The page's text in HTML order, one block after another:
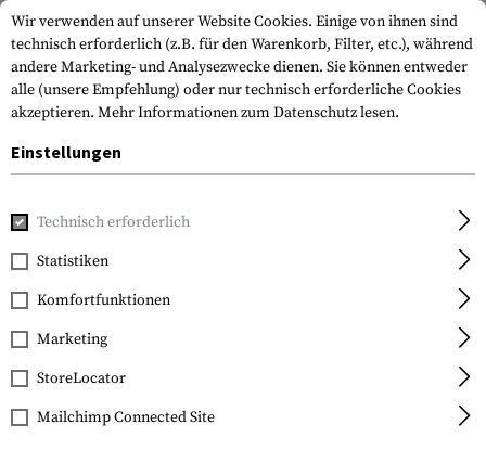
Home Waffenzubehör
EoTech
512.A65
Wir verwenden auf unserer Website Cookies. Einige von ihnen sind
technisch erforderlich (z.B. für den Warenkorb, Filter, etc.), während
andere Marketing- und Analysezwecke dienen. Sie können entweder
alle (unsere Empfehlung) oder nur technisch erforderliche Cookies
akzeptieren. Mehr Informationen zum Datenschutz lesen.
Einstellungen
Technisch erforderlich
Statistiken
Komfortfunktionen
Marketing
StoreLocator
Mailchimp Connected Site